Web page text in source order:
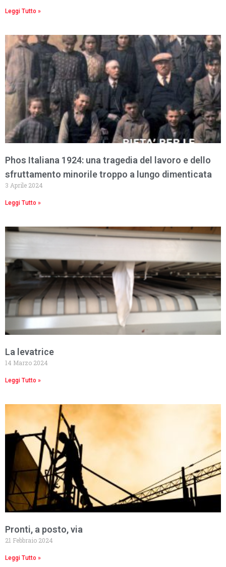
Leggi Tutto »
Phos Italiana 1924: una tragedia del lavoro e dello
sfruttamento minorile troppo a lungo dimenticata
3 Aprile 2024
Leggi Tutto »
La levatrice
14 Marzo 2024
Leggi Tutto »
Pronti, a posto, via
21 Febbraio 2024
Leggi Tutto »